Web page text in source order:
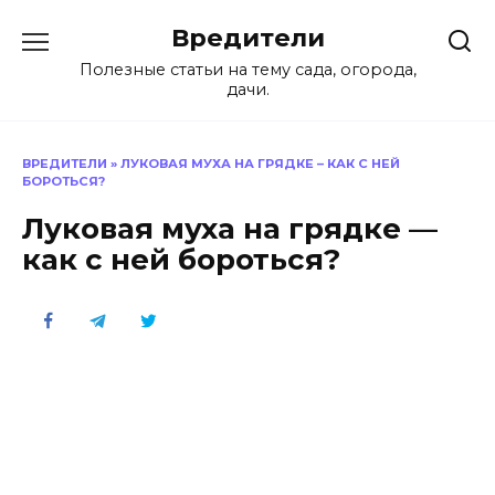
содержанию
Вредители
Полезные статьи на тему сада, огорода,
дачи.
ВРЕДИТЕЛИ » ЛУКОВАЯ МУХА НА ГРЯДКЕ – КАК С НЕЙ
БОРОТЬСЯ?
Луковая муха на грядке —
как с ней бороться?